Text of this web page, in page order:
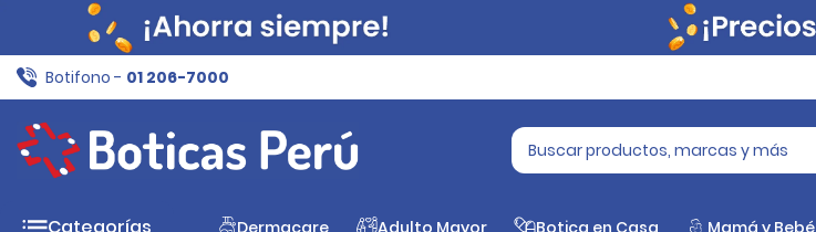
Botifono - 01 206-7000